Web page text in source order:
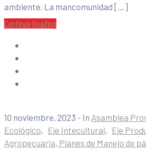
ambiente. La mancomunidad […]
Continue Reading
10 noviembre, 2023 - In Asamblea
Ecológico‚ Eje Intecultural‚ Eje
Agropecuaria, Planes de Manejo de